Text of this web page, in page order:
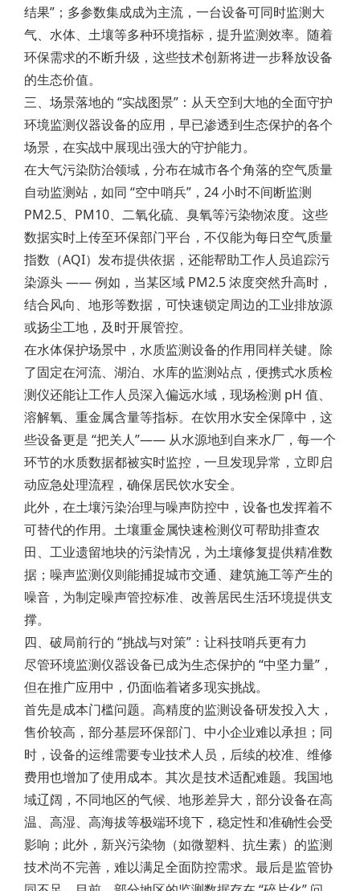
结果”；多参数集成成为主流，一台设备可同时监测大
气、水体、土壤等多种环境指标，提升监测效率。随着
环保需求的不断升级，这些技术创新将进一步释放设备
的生态价值。
三、场景落地的 “实战图景”：从天空到大地的全面守护
环境监测仪器设备的应用，早已渗透到生态保护的各个
场景，在实战中展现出强大的守护能力。
在大气污染防治领域，分布在城市各个角落的空气质量
自动监测站，如同 “空中哨兵”，24 小时不间断监测
PM2.5、PM10、二氧化硫、臭氧等污染物浓度。这些
数据实时上传至环保部门平台，不仅能为每日空气质量
指数（AQI）发布提供依据，还能帮助工作人员追踪污
染源头 —— 例如，当某区域 PM2.5 浓度突然升高时，
结合风向、地形等数据，可快速锁定周边的工业排放源
或扬尘工地，及时开展管控。
在水体保护场景中，水质监测设备的作用同样关键。除
了固定在河流、湖泊、水库的监测站点，便携式水质检
测仪还能让工作人员深入偏远水域，现场检测 pH 值、
溶解氧、重金属含量等指标。在饮用水安全保障中，这
些设备更是 “把关人”—— 从水源地到自来水厂，每一个
环节的水质数据都被实时监控，一旦发现异常，立即启
动应急处理流程，确保居民饮水安全。
此外，在土壤污染治理与噪声防控中，设备也发挥着不
可替代的作用。土壤重金属快速检测仪可帮助排查农
田、工业遗留地块的污染情况，为土壤修复提供精准数
据；噪声监测仪则能捕捉城市交通、建筑施工等产生的
噪音，为制定噪声管控标准、改善居民生活环境提供支
撑。
四、破局前行的 “挑战与对策”：让科技哨兵更有力
尽管环境监测仪器设备已成为生态保护的 “中坚力量”，
但在推广应用中，仍面临着诸多现实挑战。
首先是成本门槛问题。高精度的监测设备研发投入大，
售价较高，部分基层环保部门、中小企业难以承担；同
时，设备的运维需要专业技术人员，后续的校准、维修
费用也增加了使用成本。其次是技术适配难题。我国地
域辽阔，不同地区的气候、地形差异大，部分设备在高
温、高湿、高海拔等极端环境下，稳定性和准确性会受
影响；此外，新兴污染物（如微塑料、抗生素）的监测
技术尚不完善，难以满足全面防控需求。最后是监管协